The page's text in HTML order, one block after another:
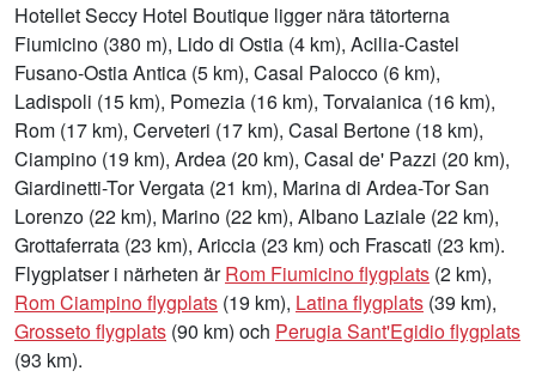
Hotellet Seccy Hotel Boutique ligger nära tätorterna
Fiumicino (380 m), Lido di Ostia (4 km), Acilia-Castel
Fusano-Ostia Antica (5 km), Casal Palocco (6 km),
Ladispoli (15 km), Pomezia (16 km), Torvaianica (16 km),
Rom (17 km), Cerveteri (17 km), Casal Bertone (18 km),
Ciampino (19 km), Ardea (20 km), Casal de' Pazzi (20 km),
Giardinetti-Tor Vergata (21 km), Marina di Ardea-Tor San
Lorenzo (22 km), Marino (22 km), Albano Laziale (22 km),
Grottaferrata (23 km), Ariccia (23 km) och Frascati (23 km).
Flygplatser i närheten ärRom Fiumicino flygplats (2 km),
Rom Ciampino flygplats (19 km), Latina flygplats (39 km),
Grosseto flygplats (90 km) och Perugia Sant'Egidio flygplats
(93 km).